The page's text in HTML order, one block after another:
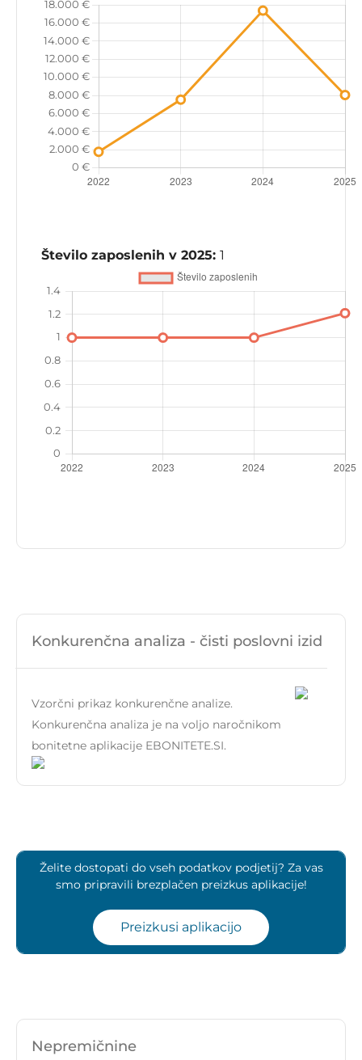
Število zaposlenih v 2025: 1
Konkurenčna analiza - čisti poslovni izid
Vzorčni prikaz konkurenčne analize.
Konkurenčna analiza je na voljo naročnikom
bonitetne aplikacije EBONITETE.SI.
Želite dostopati do vseh podatkov podjetij? Za vas
smo pripravili brezplačen preizkus aplikacije!
Preizkusi aplikacijo
Nepremičnine